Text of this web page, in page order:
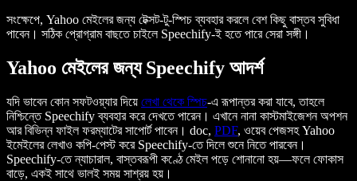
সংক্ষেপে, Yahoo মেইলের জন্য টেক্সট-টু-স্পিচ ব্যবহার করলে বেশ কিছু বাস্তব সুবিধা
পাবেন। সঠিক প্রোগ্রাম বাছতে চাইলে Speechify-ই হতে পারে সেরা সঙ্গী।
Yahoo মেইলের জন্য Speechify আদর্শ
যদি ভাবেন কোন সফটওয়্যার দিয়ে লেখা থেকে স্পিচ-এ রূপান্তর করা যাবে, তাহলে
নিশ্চিন্তে Speechify ব্যবহার করে দেখতে পারেন। এখানে নানা কাস্টমাইজেশন অপশন
আর বিভিন্ন ফাইল ফরম্যাটের সাপোর্ট পাবেন। doc, PDF, ওয়েব পেজসহ Yahoo
ইমেইলের লেখাও কপি-পেস্ট করে Speechify-তে দিলে শুনে নিতে পারবেন।
Speechify-তে ন্যাচারাল, বাস্তবরূপী কণ্ঠে মেইল পড়ে শোনানো হয়—ফলে ফোকাস
বাড়ে, একই সাথে ভালই সময় সাশ্রয় হয়।